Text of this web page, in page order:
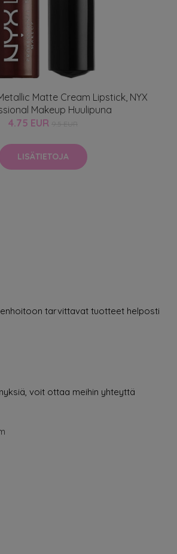
Matte Cream Lipstick, NYX
Makeup Huulipuna
4.75 EUR
LISÄTIETOJA
tarvittavat tuotteet helposti
voit ottaa meihin yhteyttä